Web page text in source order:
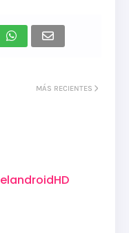
MÁS RECIENTES
elandroidHD